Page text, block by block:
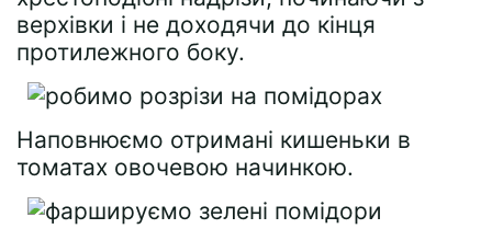
верхівки і не доходячи до кінця
протилежного боку.
Наповнюємо отримані кишеньки в
томатах овочевою начинкою.